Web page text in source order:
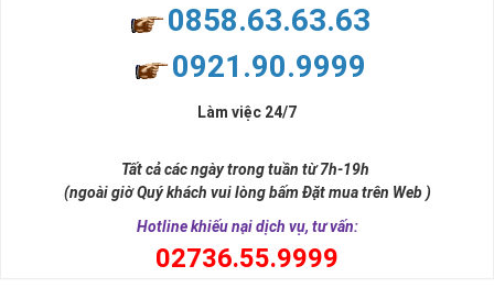
0858.63.63.63
0921.90.9999
Làm việc 24/7
Tất cả các ngày trong tuần từ 7h-19h
(ngoài giờ Quý khách vui lòng bấm Đặt mua trên Web )
Hotline khiếu nại dịch vụ, tư vấn:
02736.55.9999